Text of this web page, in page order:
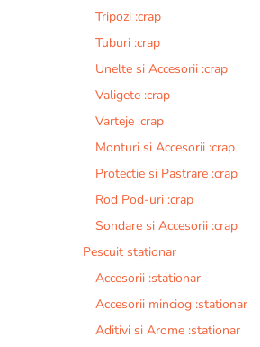
Tripozi :crap
Tuburi :crap
Unelte si Accesorii :crap
Valigete :crap
Varteje :crap
Monturi si Accesorii :crap
Protectie si Pastrare :crap
Rod Pod-uri :crap
Sondare si Accesorii :crap
Pescuit stationar
Accesorii :stationar
Accesorii minciog :stationar
Aditivi si Arome :stationar